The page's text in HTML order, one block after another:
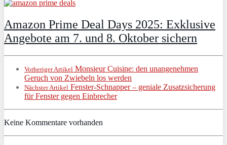
Amazon Prime Deal Days 2025: Exklusive
Angebote am 7. und 8. Oktober sichern
Vorheriger Artikel Monsieur Cuisine: den unangenehmen
Geruch von Zwiebeln los werden
Nächster Artikel Fenster-Schnapper – geniale Zusatzsicherung
für Fenster gegen Einbrecher
Keine Kommentare vorhanden